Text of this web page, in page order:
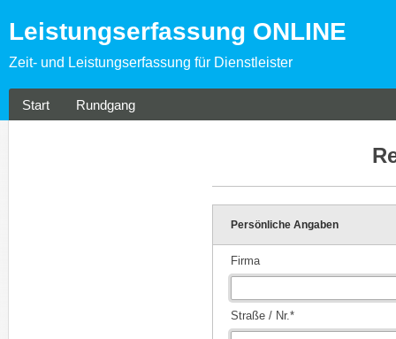
Leistungserfassung ONLINE
Zeit- und Leistungserfassung für Dienstleister
Start Rundgang
Persönliche Angaben
Firma
Straße / Nr.*